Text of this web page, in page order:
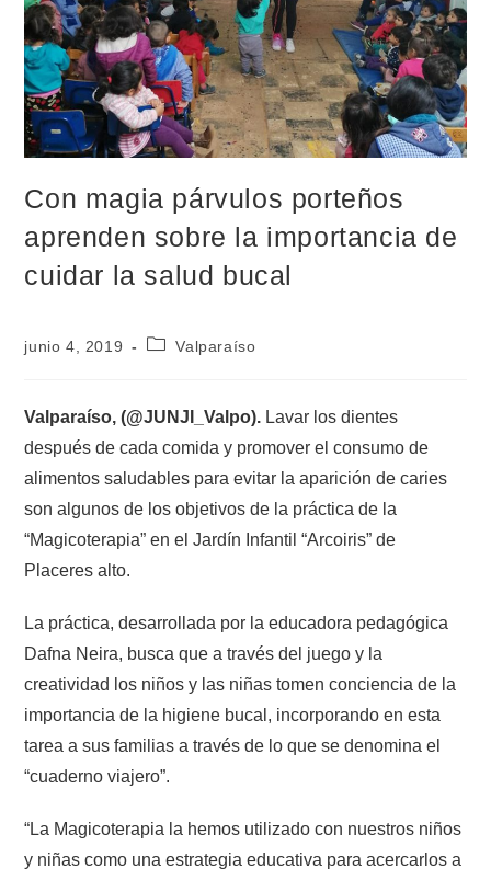
Con magia párvulos porteños
aprenden sobre la importancia de
cuidar la salud bucal
junio 4, 2019 Valparaíso
Valparaíso, (@JUNJI_Valpo). Lavar los dientes
después de cada comida y promover el consumo de
alimentos saludables para evitar la aparición de caries
son algunos de los objetivos de la práctica de la
“Magicoterapia” en el Jardín Infantil “Arcoiris” de
Placeres alto.
La práctica, desarrollada por la educadora pedagógica
Dafna Neira, busca que a través del juego y la
creatividad los niños y las niñas tomen conciencia de la
importancia de la higiene bucal, incorporando en esta
tarea a sus familias a través de lo que se denomina el
“cuaderno viajero”.
“La Magicoterapia la hemos utilizado con nuestros niños
y niñas como una estrategia educativa para acercarlos a